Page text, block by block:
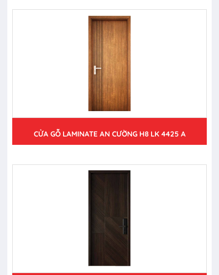
CỬA GỖ LAMINATE AN CƯỜNG H8 LK 4425 A